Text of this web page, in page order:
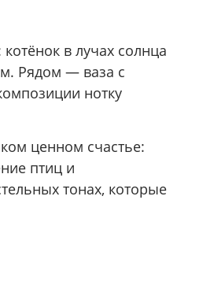
в лучах солнца
Рядом — ваза с
нотку
ценном счастье:
птиц и
тонах, которые
"Лео" "Расти" Набор
цветных трехгранных